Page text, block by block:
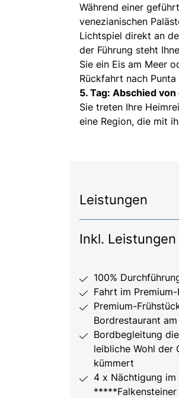
Während einer
venezianischen
Lichtspiel direkt an
der Führung steht
Sie ein Eis am Meer
Rückfahrt nach
5. Tag: Abschied
Sie treten Ihre
eine Region, die mit
Leistungen
Inkl. Leistungen
100%
Fahrt im
Premium-
Bordrestaurant
Bordbegleitung
leibliche Wohl der
kümmert
4 x Nächtigung im
*****Falkensteiner